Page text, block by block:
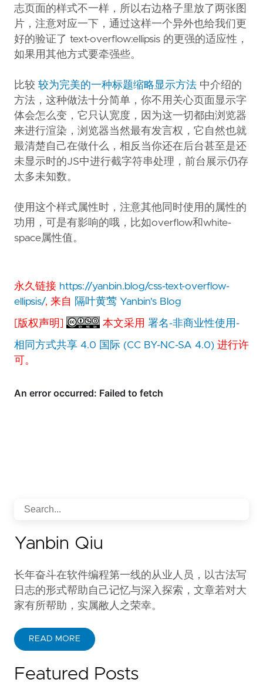
志页面的样式不一样，所以右边格子里放了两张图
片，注意对应一下，通过这样一个异外也给我们更
好的验证了 text-overflow:ellipsis 的更强的适应性，
如果用其他方式要牵强些。
比较 较为完美的一种标题缩略显示方法 中介绍的
方法，这种做法十分简单，你不用关心页面显示字
体会怎么变，它只认宽度，因为这一切都由浏览器
来进行渲染，浏览器当然最有发言权，它自然也就
最清楚自己在做什么，相反当你还在后台甚至是还
未显示时的JS中进行截字符串处理，前台展示仍存
太多未知数。
使用这个样式属性时，注意其他同时使用的属性的
功用，可是有影响的哦，比如overflow和white-
space属性值。
永久链接 https://yanbin.blog/css-text-overflow-
ellipsis/, 来自 隔叶黄莺 Yanbin's Blog
[版权声明] 本文采用署名-非商业性使用-
相同方式共享 4.0 国际 (CC BY-NC-SA 4.0) 进行许
可。
Yanbin Qiu
长年奋斗在软件编程第一线的从业人员，以古法写
日志的形式帮助自己记忆与深入探索，文章若对大
家有所帮助，实属敝人之荣幸。
READ MORE
Featured Posts